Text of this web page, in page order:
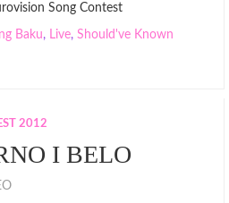
Song Contest
Baku, Live, Should've Known
2012
I BELO